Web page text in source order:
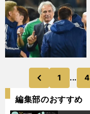
前
1 ... 4
編集部のおすすめ